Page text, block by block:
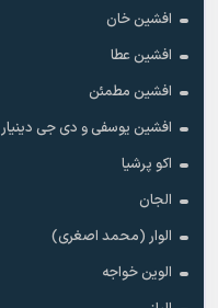
افشین خان
افشین عطا
افشین مطمئن
افشین یوسفی و دی جی دینیار
اکو پرشیا
الجان
الوار (محمد اصغری)
الوین خواجه